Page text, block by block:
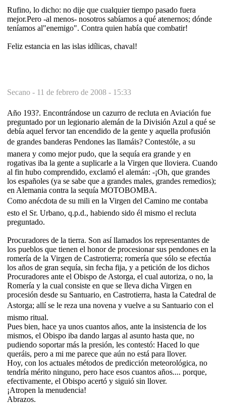
Rufino, lo dicho: no dije que cualquier tiempo pasado fuera
mejor.Pero -al menos- nosotros sabíamos a qué atenernos; dónde
teníamos al"enemigo". Contra quien había que combatir!
Feliz estancia en las islas idílicas, chaval!
Secano - 11 de febrero de 2008 - 15:33
Año 193?. Encontrándose un cazurro de recluta en Aviación fue
preguntado por un legionario alemán de la División Azul a qué se
debía aquel fervor tan encendido de la gente y aquella profusión
de grandes banderas Pendones las llamáis? Contestóle, a su
manera y como mejor pudo, que la sequía era grande y en
rogativas iba la gente a suplicarle a la Virgen que lloviera. Cuando
al fin hubo comprendido, exclamó el alemán: -¡Oh, que grandes
los españoles (ya se sabe que a grandes males, grandes remedios);
en Alemania contra la sequía MOTOBOMBA.
Como anécdota de su mili en la Virgen del Camino me contaba
esto el Sr. Urbano, q.p.d., habiendo sido él mismo el recluta
preguntado.
Procuradores de la tierra. Son así llamados los representantes de
los pueblos que tienen el honor de procesionar sus pendones en la
romería de la Virgen de Castrotierra; romería que sólo se efectúa
los años de gran sequía, sin fecha fija, y a petición de los dichos
Procuradores ante el Obispo de Astorga, el cual autoriza, o no, la
Romería y la cual consiste en que se lleva dicha Virgen en
procesión desde su Santuario, en Castrotierra, hasta la Catedral de
Astorga; allí se le reza una novena y vuelve a su Santuario con el
mismo ritual.
Pues bien, hace ya unos cuantos años, ante la insistencia de los
mismos, el Obispo iba dando largas al asunto hasta que, no
pudiendo soportar más la presión, les contestó: Haced lo que
queráis, pero a mi me parece que aún no está para llover.
Hoy, con los actuales métodos de predicción meteorológica, no
tendría mérito ninguno, pero hace esos cuantos años.... porque,
efectivamente, el Obispo acertó y siguió sin llover.
¡Atropen la menudencia!
Abrazos.